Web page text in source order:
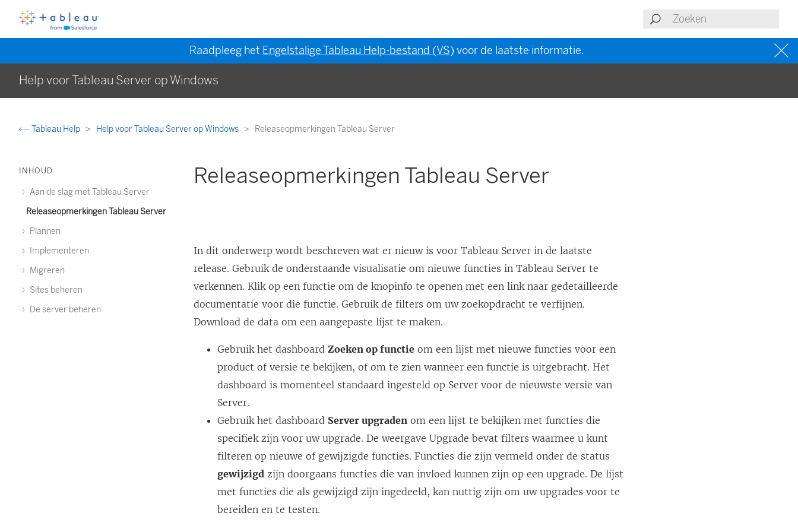
Raadpleeg het Engelstalige Tableau Help-bestand (VS) voor de laatste informatie.
Help voor Tableau Server op Windows
Tableau Help Help voor Tableau Server op Windows Releaseopmerkingen Tableau Server
INHOUD
Aan de slag met Tableau Server
Releaseopmerkingen Tableau Server
Plannen
Implementeren
Migreren
Sites beheren
De server beheren
Releaseopmerkingen Tableau Server
In dit onderwerp wordt beschreven wat er nieuw is voor Tableau Server in de laatste
release. Gebruik de onderstaande visualisatie om nieuwe functies in Tableau Server te
verkennen. Klik op een functie om de knopinfo te openen met een link naar gedetailleerde
documentatie voor die functie. Gebruik de filters om uw zoekopdracht te verfijnen.
Download de data om een aangepaste lijst te maken.
Gebruik het dashboardZoeken op functie om een lijst met nieuwe functies voor een
product of versie te bekijken, of om te zien wanneer een functie is uitgebracht. Het
dashboard is momenteel standaard ingesteld op Server voor de nieuwste versie van
Server.
Gebruik het dashboard Server upgraden om een lijst te bekijken met functies die
specifiek zijn voor uw upgrade. De weergave Upgrade bevat filters waarmee u kunt
filteren op nieuwe of gewijzigde functies. Functies die zijn vermeld onder de status
gewijzigd zijn doorgaans functies die van invloed kunnen zijn op een upgrade. De lijst
met functies die als gewijzigd zijn ingedeeld, kan nuttig zijn om uw upgrades voor te
bereiden en te testen.